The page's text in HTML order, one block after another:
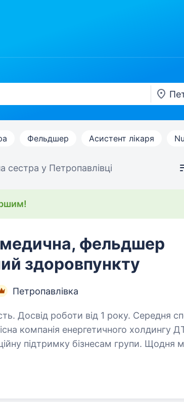
Фельдшер Асистент лікаря
сестра у Петропавлівці
фельдшер
здоровпункту
Петропавлівка
Досвід роботи від 1 року. Середня
компанія енергетичного холдингу
підтримку бізнесам групи.